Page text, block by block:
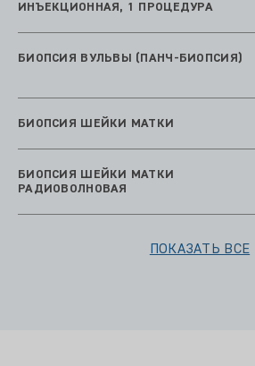
ИНЪЕКЦИОННАЯ, 1 ПРОЦЕДУРА
БИОПСИЯ ВУЛЬВЫ (ПАНЧ-БИОПСИЯ)
БИОПСИЯ ШЕЙКИ МАТКИ
БИОПСИЯ ШЕЙКИ МАТКИ
РАДИОВОЛНОВАЯ
ПОКАЗАТЬ ВСЕ